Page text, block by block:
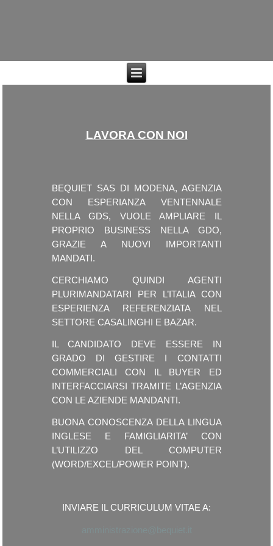
LAVORA CON NOI
BEQUIET SAS DI MODENA, AGENZIA
CON ESPERIANZA VENTENNALE
NELLA GDS, VUOLE AMPLIARE IL
PROPRIO BUSINESS NELLA GDO,
GRAZIE A NUOVI IMPORTANTI
MANDATI.
CERCHIAMO QUINDI AGENTI
PLURIMANDATARI PER L’ITALIA CON
ESPERIENZA REFERENZIATA NEL
SETTORE CASALINGHI E BAZAR.
IL CANDIDATO DEVE ESSERE IN
GRADO DI GESTIRE I CONTATTI
COMMERCIALI CON IL BUYER ED
INTERFACCIARSI TRAMITE L’AGENZIA
CON LE AZIENDE MANDANTI.
BUONA CONOSCENZA DELLA LINGUA
INGLESE E FAMIGLIARITA’ CON
L’UTILIZZO DEL COMPUTER
(WORD/EXCEL/POWER POINT).
INVIARE IL CURRICULUM VITAE A: